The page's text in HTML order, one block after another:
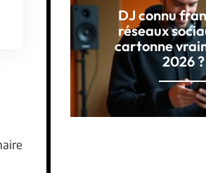
DJ connu
réseaux
cartonne
2026 ?